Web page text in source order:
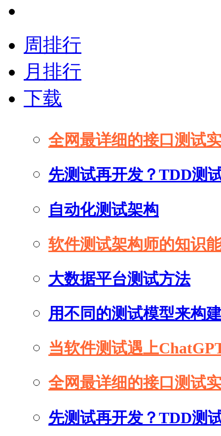
周排行
月排行
下载
全网最详细的接口测试
先测试再开发？TDD测
自动化测试架构
软件测试架构师的知识
大数据平台测试方法
用不同的测试模型来构
当软件测试遇上
全网最详细的接口测试
先测试再开发？TDD测